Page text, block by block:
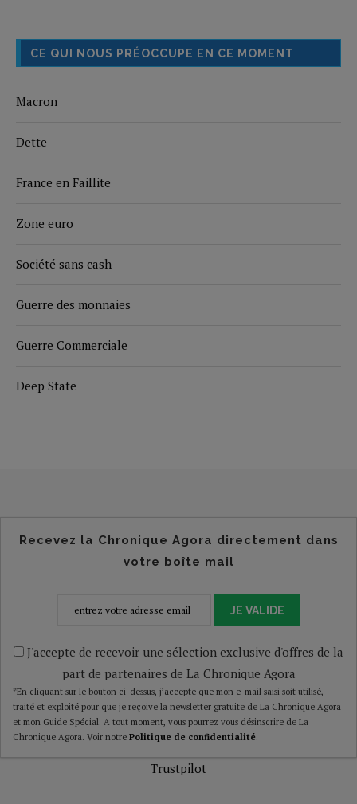
CE QUI NOUS PRÉOCCUPE EN CE MOMENT
Macron
Dette
France en Faillite
Zone euro
Société sans cash
Guerre des monnaies
Guerre Commerciale
Deep State
Recevez la Chronique Agora directement dans
votre boîte mail
JE VALIDE
J'accepte de recevoir une sélection exclusive d'offres de la
part de partenaires de La Chronique Agora
*En cliquant sur le bouton ci-dessus, j’accepte que mon e-mail saisi soit utilisé,
traité et exploité pour que je reçoive la newsletter gratuite de La Chronique Agora
et mon Guide Spécial. A tout moment, vous pourrez vous désinscrire de La
Chronique Agora. Voir notre Politique de confidentialité.
Trustpilot